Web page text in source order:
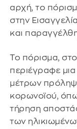
αρχή, το
στην
και
Το πόρισμα,
περιέγραφε
μέτρων
κορωνοϊού,
τήρηση
των